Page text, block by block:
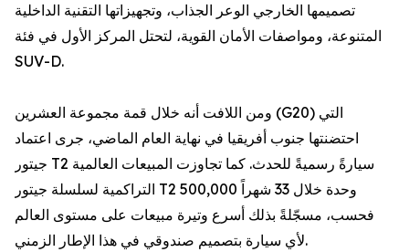
تصميمها الخارجي الوعر الجذاب، وتجهيزاتها التقنية الداخلية
المتنوعة، ومواصفات الأمان القوية، لتحتل المركز الأول في فئة
SUV-D.
ومن اللافت أنه خلال قمة مجموعة العشرين (G20) التي
احتضنتها جنوب أفريقيا في نهاية العام الماضي، جرى اعتماد
جيتور T2 سيارةً رسميةً للحدث. كما تجاوزت المبيعات العالمية
التراكمية لسلسلة جيتور T2 500,000 وحدة خلال 33 شهراً
فحسب، مسجّلةً بذلك أسرع وتيرة مبيعات على مستوى العالم
لأي سيارة بتصميم صندوقي في هذا الإطار الزمني.